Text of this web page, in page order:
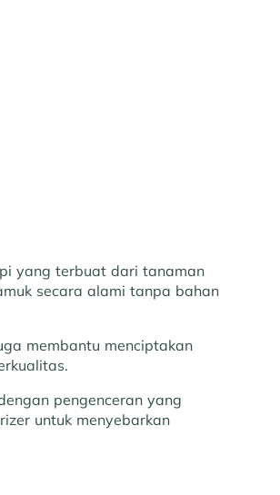
yang terbuat dari tanaman
secara alami tanpa bahan
membantu menciptakan
pengenceran yang
untuk menyebarkan